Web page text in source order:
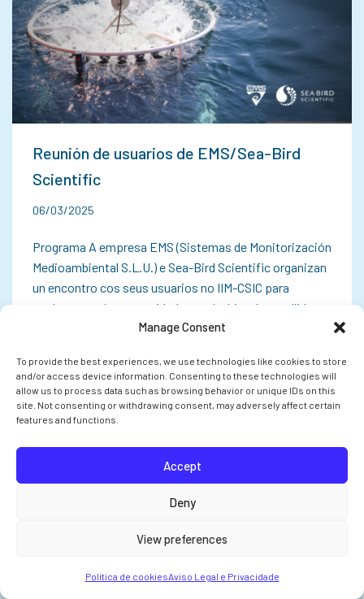
Manage Consent
To provide the best experiences, we use technologies like cookies to store
and/or access device information. Consenting to these technologies will
allow us to process data such as browsing behavior or unique IDs on this
site. Not consenting or withdrawing consent, may adversely affect certain
features and functions.
Accept
Deny
View preferences
Política de cookiesAviso Legal e Privacidade
Reunión de usuarios de EMS/Sea-Bird
Scientific
06/03/2025
Programa A empresa EMS (Sistemas de Monitorización
Medioambiental S.L.U.) e Sea-Bird Scientific organizan
un encontro cos seus usuarios no IIM-CSIC para
explorar as súas necesidades no ámbito da recollida,
monitorización e análise de datos. O…
INVESTIGACIÓN